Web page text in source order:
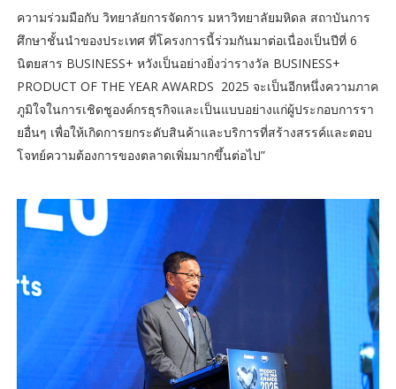
ความร่วมมือกับ วิทยาลัยการจัดการ มหาวิทยาลัยมหิดล สถาบันการ
ศึกษาชั้นนำของประเทศ ที่โครงการนี้ร่วมกันมาต่อเนื่องเป็นปีที่ 6
นิตยสาร BUSINESS+ หวังเป็นอย่างยิ่งว่ารางวัล BUSINESS+
PRODUCT OF THE YEAR AWARDS 2025 จะเป็นอีกหนึ่งความภาค
ภูมิใจในการเชิดชูองค์กรธุรกิจและเป็นแบบอย่างแก่ผู้ประกอบการรา
ยอื่นๆ เพื่อให้เกิดการยกระดับสินค้าและบริการที่สร้างสรรค์และตอบ
โจทย์ความต้องการของตลาดเพิ่มมากขึ้นต่อไป”